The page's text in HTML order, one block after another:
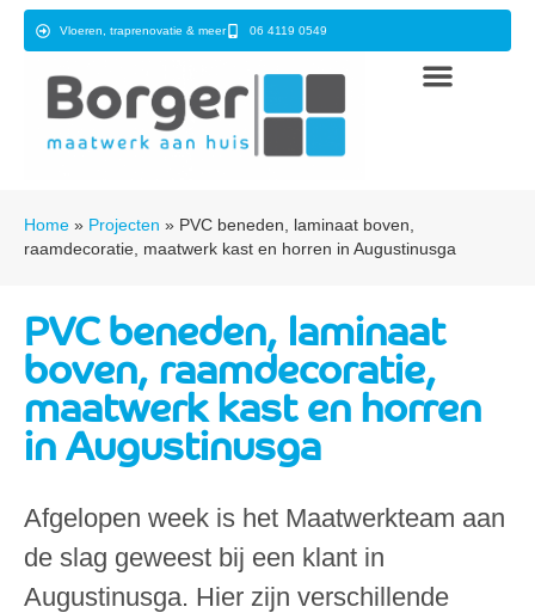
Vloeren, traprenovatie & meer 06 4119 0549
Home » Projecten » PVC beneden, laminaat boven,
raamdecoratie, maatwerk kast en horren in Augustinusga
PVC beneden, laminaat
boven, raamdecoratie,
maatwerk kast en horren
in Augustinusga
Afgelopen week is het Maatwerkteam aan
de slag geweest bij een klant in
Augustinusga. Hier zijn verschillende